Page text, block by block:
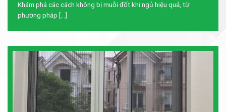
Khám phá các cách không bị muỗi đốt khi ngủ hiệu quả, từ
phương pháp [...]